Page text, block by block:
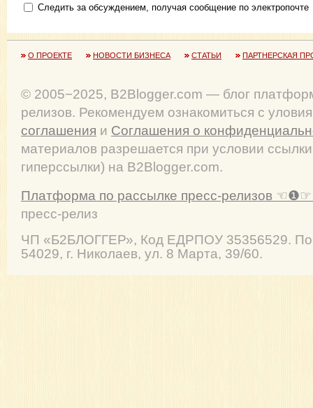
Следить за обсуждением, получая сообщение по электропочте
О ПРОЕКТЕ НОВОСТИ БИЗНЕСА СТАТЬИ ПАРТНЕРСКАЯ
© 2005−2025, B2Blogger.com — блог
релизов. Рекомендуем ознакомиться с
соглашения и Соглашения о
материалов разрешается при условии
гиперссылки) на B2Blogger.com.
Платформа по рассылке пресс-релизов ☜❶☞
пресс-релиз
ЧП «Б2БЛОГГЕР», Код ЕДРПОУ 35356529.
54029, г. Николаев, ул. 8 Марта, 39/60.